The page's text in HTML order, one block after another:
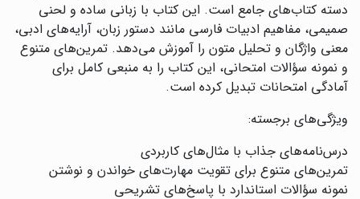
دسته کتاب‌های جامع است. این کتاب با زبانی ساده و لحنی
صمیمی، مفاهیم ادبیات فارسی مانند دستور زبان، آرایه‌های ادبی،
معنی واژگان و تحلیل متون را آموزش می‌دهد. تمرین‌های متنوع
و نمونه سؤالات امتحانی، این کتاب را به منبعی کامل برای
آمادگی امتحانات تبدیل کرده است.
ویژگی‌های برجسته:
درس‌نامه‌های جذاب با مثال‌های کاربردی
تمرین‌های متنوع برای تقویت مهارت‌های خواندن و نوشتن
نمونه سؤالات استاندارد با پاسخ‌های تشریحی